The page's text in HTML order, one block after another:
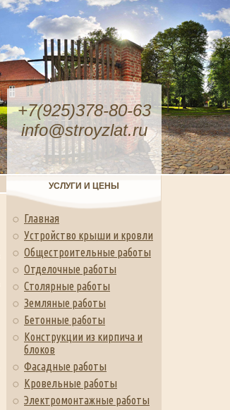
+7(925)378-80-63
info@stroyzlat.ru
УСЛУГИ И ЦЕНЫ
Главная
Устройство крыши и кровли
Общестроительные работы
Отделочные работы
Столярные работы
Земляные работы
Бетонные работы
Конструкции из кирпича и
блоков
Фасадные работы
Кровельные работы
Электромонтажные работы